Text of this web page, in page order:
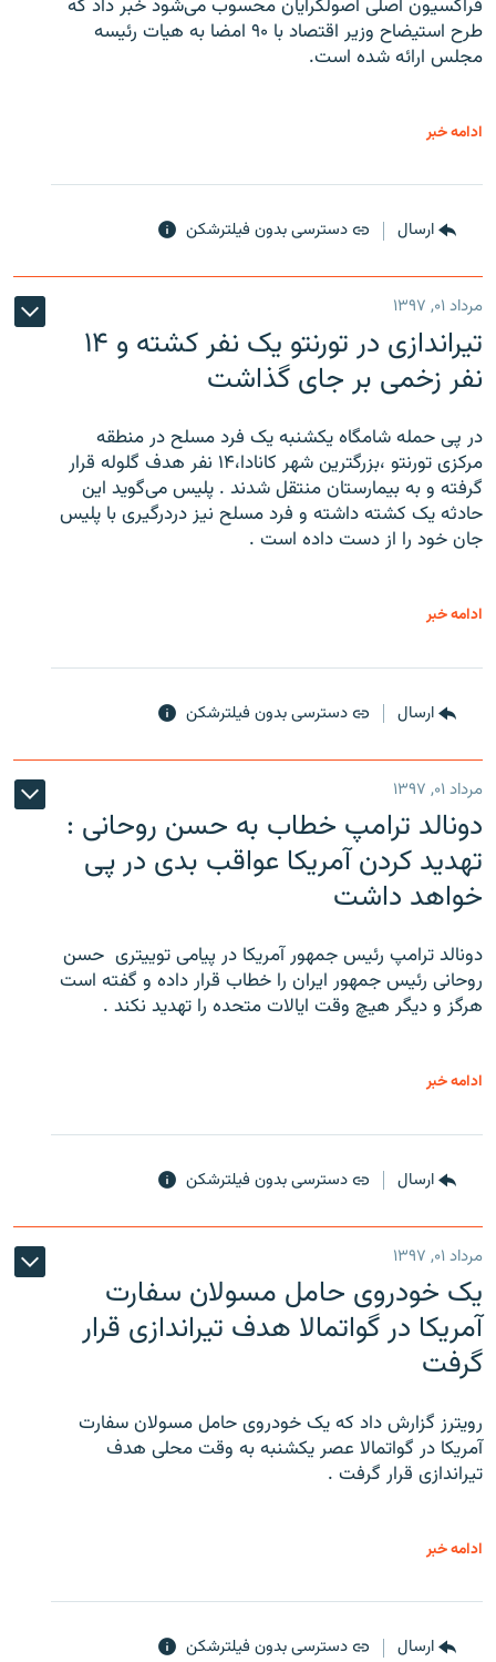
فراکسیون اصلی اصولگرایان محسوب می‌شود خبر داد که
طرح استیضاح وزیر اقتصاد با ۹۰ امضا به هیات رئیسه
مجلس ارائه شده است.
ادامه خبر
ارسال دسترسی بدون فیلترشکن
مرداد ۰۱, ۱۳۹۷
تیراندازی در تورنتو یک نفر کشته و ۱۴
نفر زخمی بر جای گذاشت
در پی حمله شامگاه یکشنبه یک فرد مسلح در منطقه
مرکزی تورنتو ،‌بزرگترین شهر کانادا،۱۴ نفر هدف گلوله قرار
گرفته و به بیمارستان منتقل شدند . پلیس می‌گوید این
حادثه یک کشته داشته و فرد مسلح نیز دردرگیری با پلیس
جان خود را از دست داده است .
ادامه خبر
ارسال دسترسی بدون فیلترشکن
مرداد ۰۱, ۱۳۹۷
دونالد ترامپ خطاب به حسن روحانی :
تهدید کردن آمریکا عواقب بدی در پی
خواهد داشت
دونالد ترامپ رئیس جمهور آمریکا در پیامی توییتری ‌ حسن
روحانی رئیس جمهور ایران را خطاب قرار داده و گفته است
هرگز و دیگر هیچ وقت ایالات متحده را تهدید نکند .
ادامه خبر
ارسال دسترسی بدون فیلترشکن
مرداد ۰۱, ۱۳۹۷
یک خودروی حامل مسولان سفارت
آمریکا در گواتمالا هدف تیراندازی قرار
گرفت
رویترز گزارش داد که یک خودروی حامل مسولان سفارت
آمریکا در گواتمالا عصر یکشنبه به وقت محلی هدف
تیراندازی قرار گرفت .
ادامه خبر
ارسال دسترسی بدون فیلترشکن